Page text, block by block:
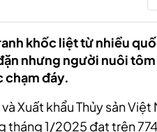
khốc liệt từ nhiều
nhưng người nuôi
chạm đáy.
Xuất khẩu Thủy sản
tháng 1/2025 đạt trên